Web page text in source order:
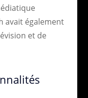
avait également
et de